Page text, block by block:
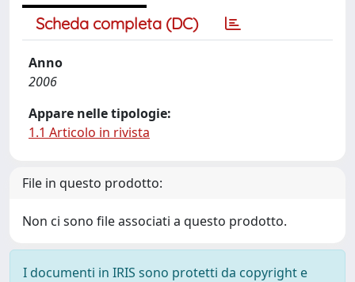
Scheda completa (DC)
Anno
2006
Appare nelle tipologie:
1.1 Articolo in rivista
File in questo prodotto:
Non ci sono file associati a questo prodotto.
I documenti in IRIS sono protetti da copyright e